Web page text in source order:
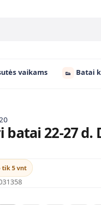
vaikams 👟 Batai
batai 22-27 d.
tik 5 vnt